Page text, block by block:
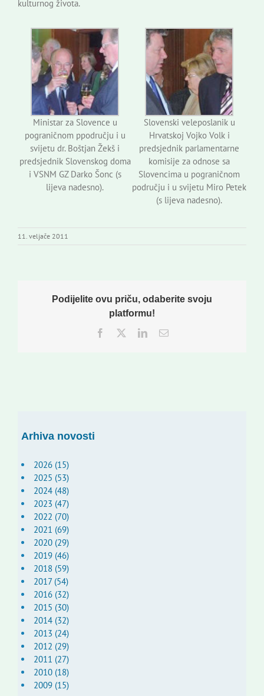
kulturnog života.
Ministar za Slovence u
pograničnom ppodručju i u
svijetu dr. Boštjan Žekš i
predsjednik Slovenskog doma
i VSNM GZ Darko Šonc (s
lijeva nadesno).
Slovenski veleposlanik u
Hrvatskoj Vojko Volk i
predsjednik parlamentarne
komisije za odnose sa
Slovencima u pograničnom
području i u svijetu Miro Petek
(s lijeva nadesno).
11. veljače 2011
Podijelite ovu priču, odaberite svoju
platformu!
Facebook
TwitterLinkedInEmail:
Arhiva novosti
2026 (15)
2025 (53)
2024 (48)
2023 (47)
2022 (70)
2021 (69)
2020 (29)
2019 (46)
2018 (59)
2017 (54)
2016 (32)
2015 (30)
2014 (32)
2013 (24)
2012 (29)
2011 (27)
2010 (18)
2009 (15)